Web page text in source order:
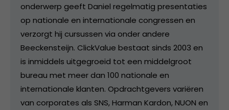
onderwerp geeft Daniel regelmatig presentaties
op nationale en internationale congressen en
verzorgt hij cursussen via onder andere
Beeckensteijn. ClickValue bestaat sinds 2003 en
is inmiddels uitgegroeid tot een middelgroot
bureau met meer dan 100 nationale en
internationale klanten. Opdrachtgevers variëren
van corporates als SNS, Harman Kardon, NUON en